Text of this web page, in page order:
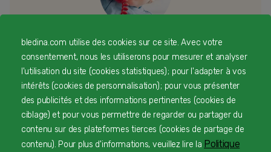
Besoin d’échanger ou d’un conseil
personnalisé
Une équipe d’experts en nutrition infantile rien que
pour vous 24/7 gratuitement
bledina.com utilise des cookies sur ce site. Avec votre
consentement, nous les utiliserons pour mesurer et analyser
l'utilisation du site (cookies statistiques) ; pour l'adapter à vos
intérêts (cookies de personnalisation) ; pour vous présenter
des publicités et des informations pertinentes (cookies de
ciblage) et pour vous permettre de regarder ou partager du
contenu sur des plateformes tierces (cookies de partage de
contenu). Pour plus d'informations, veuillez lire la Politique